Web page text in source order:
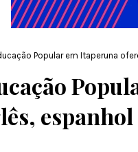
Popular em Itaperuna